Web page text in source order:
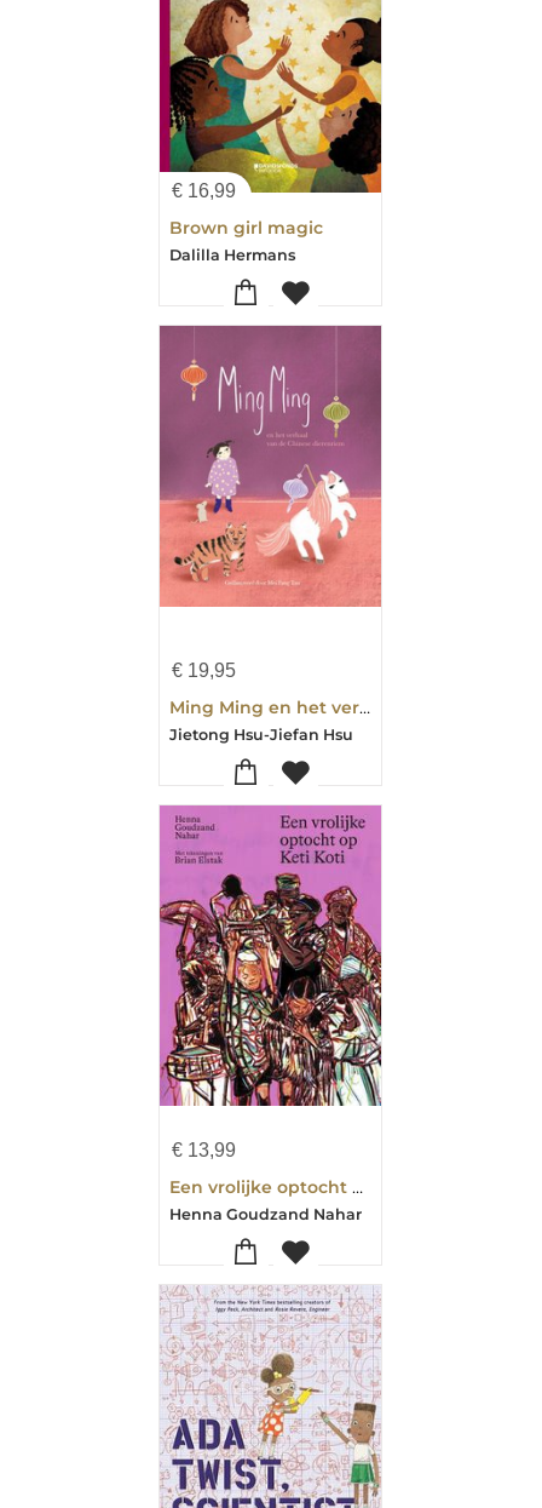
€ 16,99
Brown girl magic
Dalilla Hermans
€ 19,95
Ming Ming en het verhaal van de Chinese dierenriem
Jietong Hsu-Jiefan Hsu
€ 13,99
Een vrolijke optocht op Keti Koti
Henna Goudzand Nahar